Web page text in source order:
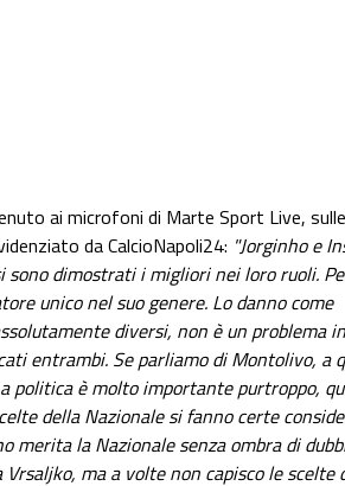
ai microfoni di Marte Sport Live, sulle
da CalcioNapoli24: "Jorginho e
sono dimostrati i migliori nei loro ruoli.
unico nel suo genere. Lo danno come
diversi, non è un problema
entrambi. Se parliamo di Montolivo, a
politica è molto importante purtroppo,
della Nazionale si fanno certe
merita la Nazionale senza ombra di
ma a volte non capisco le scelte